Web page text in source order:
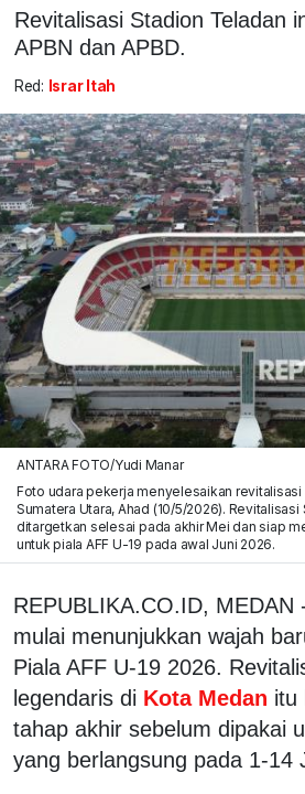
Revitalisasi Stadion Teladan
APBN dan APBD.
Red: Israr Itah
ANTARA FOTO/Yudi Manar
Foto udara pekerja menyelesaikan
Sumatera Utara, Ahad (10/5/2026).
ditargetkan selesai pada akhir Mei dan siap
untuk piala AFF U-19 pada awal Juni 2026.
REPUBLIKA.CO.ID, MEDAN
mulai menunjukkan wajah
Piala AFF U-19 2026.
legendaris di Kota Medan itu
tahap akhir sebelum dipakai
yang berlangsung pada 1-14